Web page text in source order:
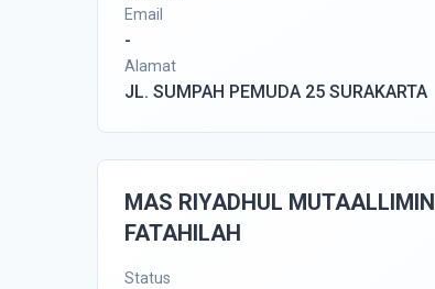
Email
-
Alamat
JL. SUMPAH PEMUDA 25 SURAKARTA
MAS RIYADHUL MUTAALLIMIN
FATAHILAH
Status